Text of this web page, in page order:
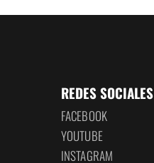
REDES SOCIALES
FACEBOOK
YOUTUBE
INSTAGRAM